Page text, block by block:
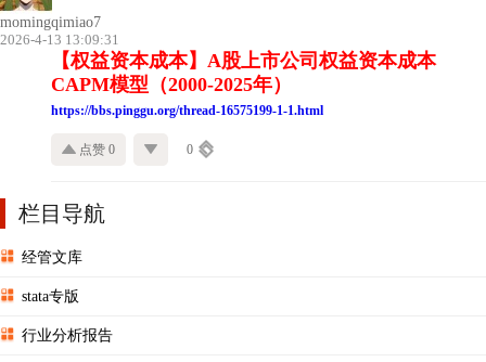
momingqimiao7
2026-4-13 13:09:31
【权益资本成本】A股上市公司权益资本成本
CAPM模型（2000-2025年）
https://bbs.pinggu.org/thread-16575199-1-1.html
点赞 0 0
栏目导航
经管文库
stata专版
行业分析报告